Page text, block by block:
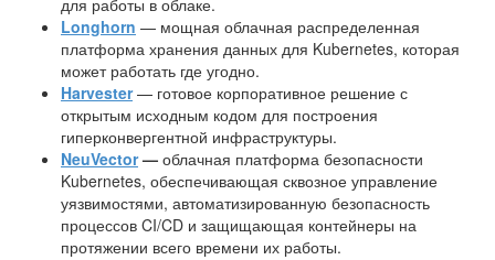
для работы в облаке.
Longhorn — мощная облачная распределенная
платформа хранения данных для Kubernetes, которая
может работать где угодно.
Harvester— готовое корпоративное решение с
открытым исходным кодом для построения
гиперконвергентной инфраструктуры.
NeuVector— облачная платформа безопасности
Kubernetes, обеспечивающая сквозное управление
уязвимостями, автоматизированную безопасность
процессов CI/CD и защищающая контейнеры на
протяжении всего времени их работы.